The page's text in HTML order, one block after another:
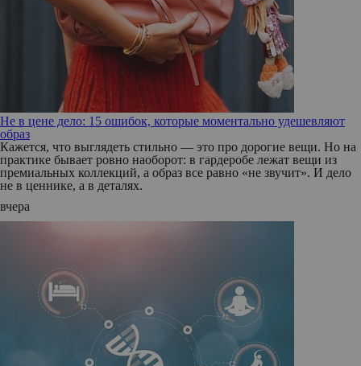
Не в цене дело: 15 ошибок, которые моментально удешевляют
образ
Кажется, что выглядеть стильно — это про дорогие вещи. Но на
практике бывает ровно наоборот: в гардеробе лежат вещи из
премиальных коллекций, а образ все равно «не звучит». И дело
не в ценнике, а в деталях.
вчера